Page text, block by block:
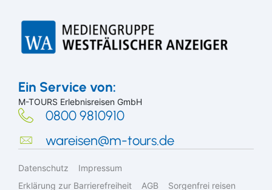
Suchen & Buchen
Bus
Ein Service von:
M-TOURS Erlebnisreisen GmbH
0800 9810910
wareisen@m-tours.de
Datenschutz
Impressum
Erklärung zur Barrierefreiheit
AGB Sorgenfrei reisen